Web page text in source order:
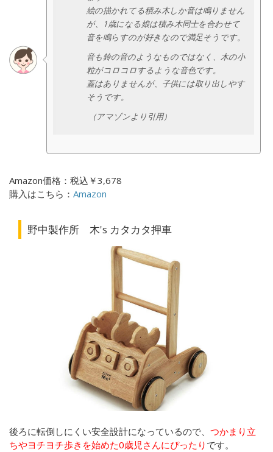
絵の描かれてる積み木しか音は鳴りません
が、1歳になる娘は積み木同士を合わせて
音を鳴らすのが好きなので満足そうです。
音も鈴の音のようなものではなく、木の小
粒がコロコロするような音色です。
蓋はありませんが、子供には取り出しやす
そうです。
（アマゾンより引用）
Amazon価格：税込￥3,678
購入はこちら： Amazon
野中製作所 木's カタカタ押車
後ろに転倒しにくい安全設計になっているので、 つかまり立
ちやヨチヨチ歩きを始めた0歳児さんにぴったり です。